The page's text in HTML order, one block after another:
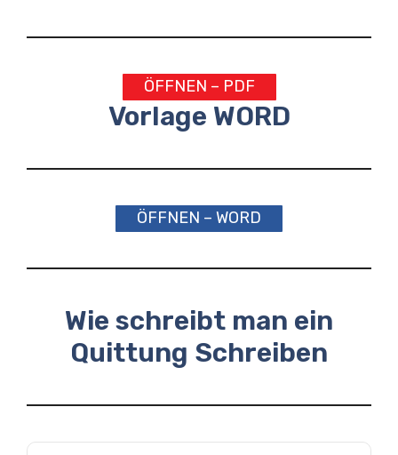
ÖFFNEN – PDF
Vorlage WORD
ÖFFNEN – WORD
Wie schreibt man ein
Quittung Schreiben